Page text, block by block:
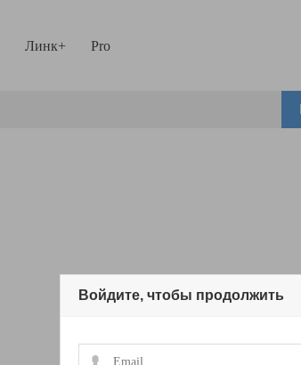
Линк+ Pro
Войдите, чтобы продолжить
Email